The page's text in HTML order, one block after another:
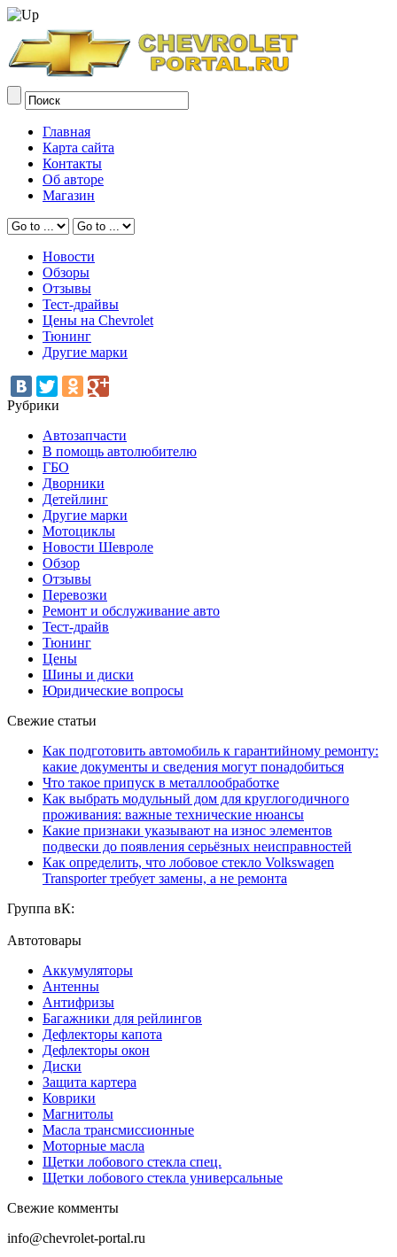
Главная
Карта сайта
Контакты
Об авторе
Магазин
Новости
Обзоры
Отзывы
Тест-драйвы
Цены на Chevrolet
Тюнинг
Другие марки
Рубрики
Автозапчасти
В помощь автолюбителю
ГБО
Дворники
Детейлинг
Другие марки
Мотоциклы
Новости Шевроле
Обзор
Отзывы
Перевозки
Ремонт и обслуживание авто
Тест-драйв
Тюнинг
Цены
Шины и диски
Юридические вопросы
Свежие статьи
Как подготовить автомобиль к гарантийному ремонту:
какие документы и сведения могут понадобиться
Что такое припуск в металлообработке
Как выбрать модульный дом для круглогодичного
проживания: важные технические нюансы
Какие признаки указывают на износ элементов
подвески до появления серьёзных неисправностей
Как определить, что лобовое стекло Volkswagen
Transporter требует замены, а не ремонта
Группа вК:
Автотовары
Аккумуляторы
Антенны
Антифризы
Багажники для рейлингов
Дефлекторы капота
Дефлекторы окон
Диски
Защита картера
Коврики
Магнитолы
Масла трансмиссионные
Моторные масла
Щетки лобового стекла спец.
Щетки лобового стекла универсальные
Свежие комменты
info@chevrolet-portal.ru